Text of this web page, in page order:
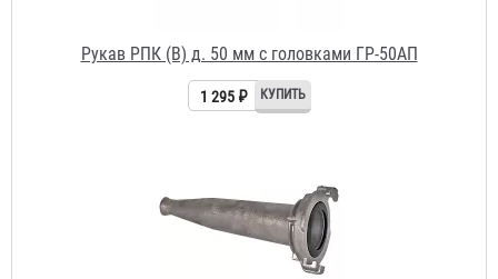
Ствол пожарный РС-50 Алюминий
299 ₽